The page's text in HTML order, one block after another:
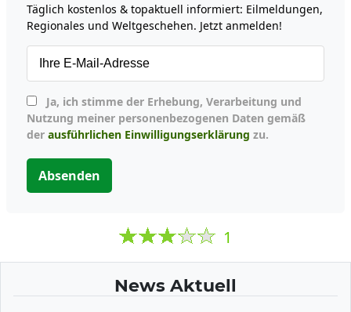
Täglich kostenlos & topaktuell informiert: Eilmeldungen,
Regionales und Weltgeschehen. Jetzt anmelden!
Nutzung meiner personenbezogenen Daten gemäß
der ausführlichen Einwilligungserklärung zu.
Absenden
1
News Aktuell